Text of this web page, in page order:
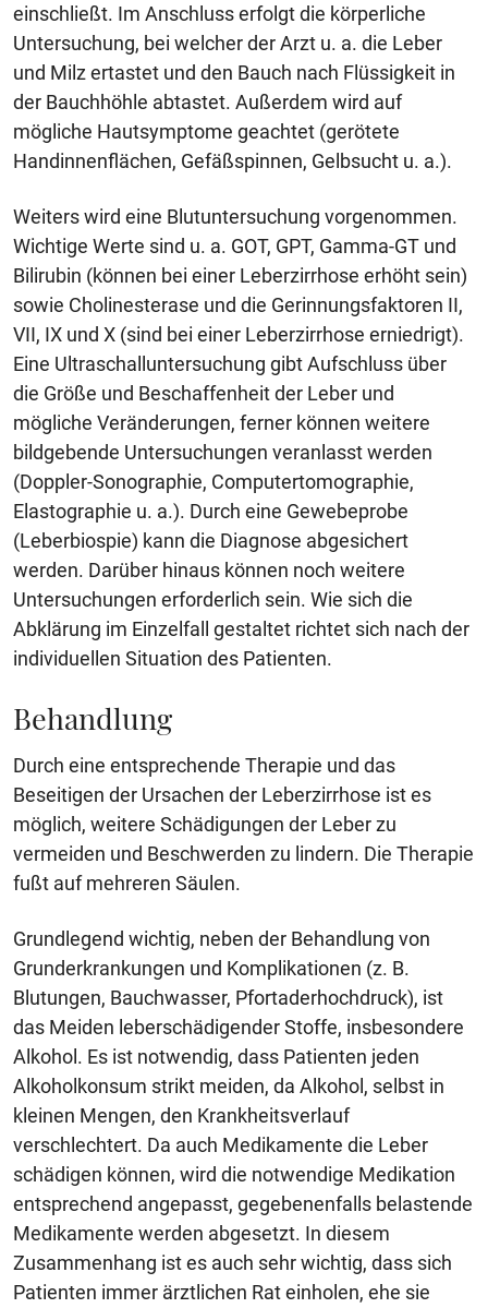
einschließt. Im Anschluss erfolgt die körperliche
Untersuchung, bei welcher der Arzt u. a. die Leber
und Milz ertastet und den Bauch nach Flüssigkeit in
der Bauchhöhle abtastet. Außerdem wird auf
mögliche Hautsymptome geachtet (gerötete
Handinnenflächen, Gefäßspinnen, Gelbsucht u. a.).
Weiters wird eine Blutuntersuchung vorgenommen.
Wichtige Werte sind u. a. GOT, GPT, Gamma-GT und
Bilirubin (können bei einer Leberzirrhose erhöht sein)
sowie Cholinesterase und die Gerinnungsfaktoren II,
VII, IX und X (sind bei einer Leberzirrhose erniedrigt).
Eine Ultraschalluntersuchung gibt Aufschluss über
die Größe und Beschaffenheit der Leber und
mögliche Veränderungen, ferner können weitere
bildgebende Untersuchungen veranlasst werden
(Doppler-Sonographie, Computertomographie,
Elastographie u. a.). Durch eine Gewebeprobe
(Leberbiospie) kann die Diagnose abgesichert
werden. Darüber hinaus können noch weitere
Untersuchungen erforderlich sein. Wie sich die
Abklärung im Einzelfall gestaltet richtet sich nach der
individuellen Situation des Patienten.
Behandlung
Durch eine entsprechende Therapie und das
Beseitigen der Ursachen der Leberzirrhose ist es
möglich, weitere Schädigungen der Leber zu
vermeiden und Beschwerden zu lindern. Die Therapie
fußt auf mehreren Säulen.
Grundlegend wichtig, neben der Behandlung von
Grunderkrankungen und Komplikationen (z. B.
Blutungen, Bauchwasser, Pfortaderhochdruck), ist
das Meiden leberschädigender Stoffe, insbesondere
Alkohol. Es ist notwendig, dass Patienten jeden
Alkoholkonsum strikt meiden, da Alkohol, selbst in
kleinen Mengen, den Krankheitsverlauf
verschlechtert. Da auch Medikamente die Leber
schädigen können, wird die notwendige Medikation
entsprechend angepasst, gegebenenfalls belastende
Medikamente werden abgesetzt. In diesem
Zusammenhang ist es auch sehr wichtig, dass sich
Patienten immer ärztlichen Rat einholen, ehe sie